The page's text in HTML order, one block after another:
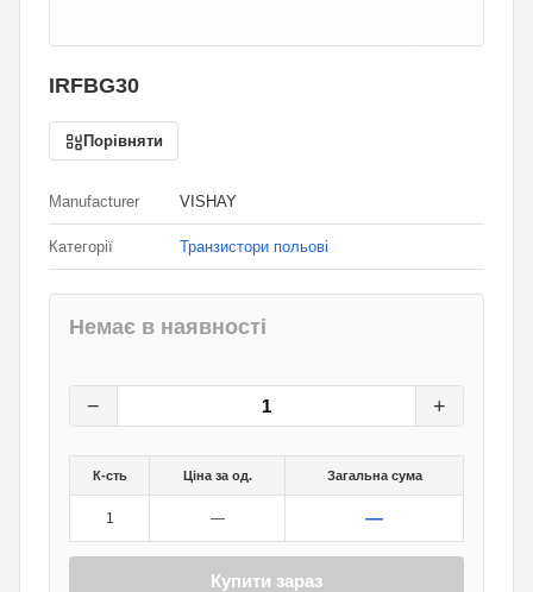
IRFBG30
Порівняти
Manufacturer VISHAY
Категорії Транзистори польові
Немає в наявності
− +
К-сть Ціна за од. Загальна сума
1 — —
Купити зараз